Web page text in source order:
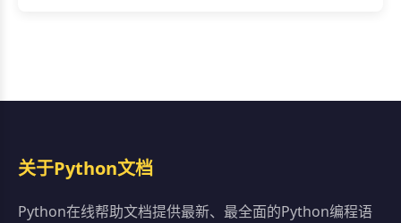
关于Python文档
Python在线帮助文档提供最新、最全面的Python编程语